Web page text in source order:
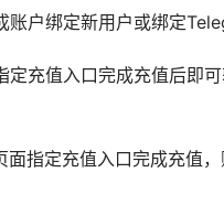
账户绑定新用户或绑定
定充值入口完成充值后即
指定充值入口完成充值